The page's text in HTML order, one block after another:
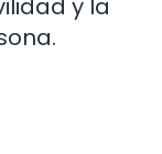
y la